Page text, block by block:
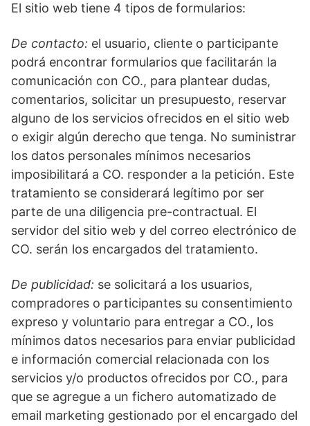
El sitio web tiene 4 tipos de formularios:
De contacto: el usuario, cliente o participante
podrá encontrar formularios que facilitarán la
comunicación con CO., para plantear dudas,
comentarios, solicitar un presupuesto, reservar
alguno de los servicios ofrecidos en el sitio web
o exigir algún derecho que tenga. No suministrar
los datos personales mínimos necesarios
imposibilitará a CO. responder a la petición. Este
tratamiento se considerará legítimo por ser
parte de una diligencia pre-contractual. El
servidor del sitio web y del correo electrónico de
CO. serán los encargados del tratamiento.
De publicidad: se solicitará a los usuarios,
compradores o participantes su consentimiento
expreso y voluntario para entregar a CO., los
mínimos datos necesarios para enviar publicidad
e información comercial relacionada con los
servicios y/o productos ofrecidos por CO., para
que se agregue a un fichero automatizado de
email marketing gestionado por el encargado del